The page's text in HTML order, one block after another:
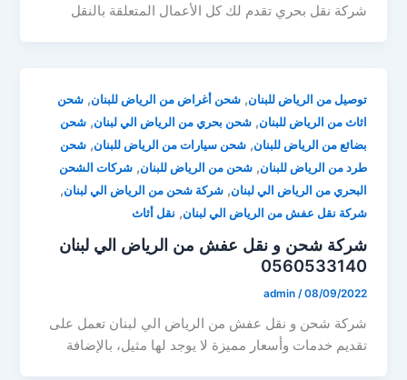
شركة نقل بحري تقدم لك كل الأعمال المتعلقة بالنقل
توصيل من الرياض للبنان,شحن أغراض من الرياض للبنان,شحن
اثاث من الرياض للبنان,شحن بحري من الرياض الي لبنان,شحن
بضائع من الرياض للبنان,شحن سيارات من الرياض للبنان,شحن
طرد من الرياض للبنان,شحن من الرياض للبنان,شركات الشحن
البحري من الرياض الي لبنان,شركة شحن من الرياض الي لبنان,
شركة نقل عفش من الرياض الي لبنان, نقل أثاث
شركة شحن و نقل عفش من الرياض الي لبنان
0560533140
admin /08/09/2022
شركة شحن و نقل عفش من الرياض الي لبنان تعمل على
تقديم خدمات وأسعار مميزة لا يوجد لها مثيل، بالإضافة